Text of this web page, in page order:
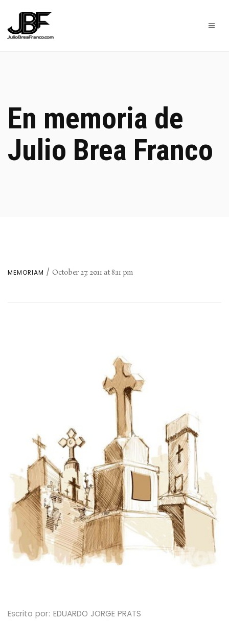
En memoria de
Julio Brea Franco
MEMORIAM October 27, 2011 at 8:11 pm
Escrito por: EDUARDO JORGE PRATS